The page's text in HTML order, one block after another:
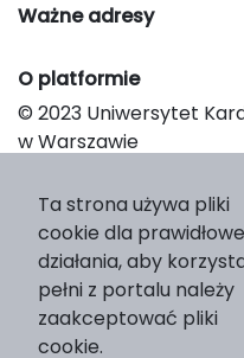
Ważne adresy
O platformie
© 2023 Uniwersytet
w Warszawie
Platform & Workflow
Ta strona używa pliki
cookie dla
działania, aby
pełni z portalu należy
zaakceptować pliki
cookie.